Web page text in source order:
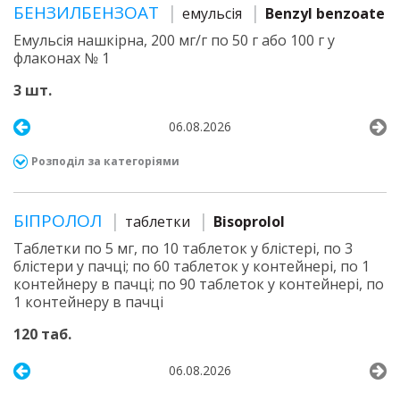
БЕНЗИЛБЕНЗОАТ емульсія
Benzyl benzoate
Емульсія нашкірна, 200 мг/г по 50 г або 100 г у
флаконах № 1
3 шт.
06.08.2026
Розподіл за категоріями
БІПРОЛОЛ таблетки
Bisoprolol
Таблетки по 5 мг, по 10 таблеток у блістері, по 3
блістери у пачці; по 60 таблеток у контейнері, по 1
контейнеру в пачці; по 90 таблеток у контейнері, по
1 контейнеру в пачці
120 таб.
06.08.2026